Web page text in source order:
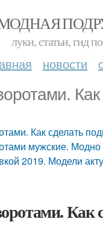
луки, статьи, гид
новости
Как сделать
мужские. Модно
2019. Модели
Как